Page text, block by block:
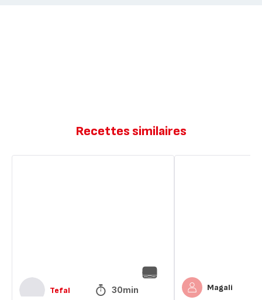
Recettes similaires
Tefal 30min Magali